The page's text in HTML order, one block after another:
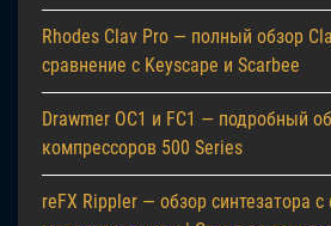
Rhodes Clav Pro — полный обзор
сравнение с Keyscape и Scarbee
Drawmer OC1 и FC1 — подробный
компрессоров 500 Series
reFX Rippler — обзор синтезатора